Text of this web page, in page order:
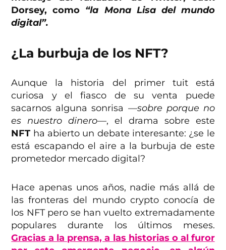
Dorsey, como “la Mona Lisa del mundo
digital”.
¿La burbuja de los NFT?
Aunque la historia del primer tuit está
curiosa y el fiasco de su venta puede
sacarnos alguna sonrisa —sobre porque no
es nuestro dinero—, el drama sobre este
NFT ha abierto un debate interesante: ¿se le
está escapando el aire a la burbuja de este
prometedor mercado digital?
Hace apenas unos años, nadie más allá de
las fronteras del mundo crypto conocía de
los NFT pero se han vuelto extremadamente
populares durante los últimos meses.
Gracias a la prensa, a las historias o al furor